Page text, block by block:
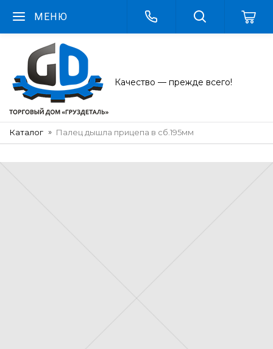
МЕНЮ
Качество — прежде всего!
Каталог Палец дышла прицепа в сб.195мм